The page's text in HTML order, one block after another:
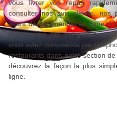
vous livrer vos repas
consulter nos avis clients, nos
avant de commander en ligne
outre, notre site est gratuit et
vous aviez commandé par
restaurants dans notre section
découvrez la façon la plus
ligne.